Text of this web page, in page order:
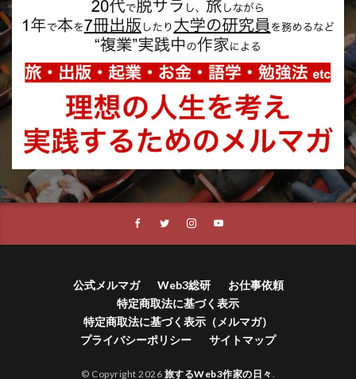
公式メルマガ Web3総研
お仕事依頼
特定商取法に基づく表示
特定商取法に基づく表示（メルマガ）
プライバシーポリシー
サイトマップ
© Copyright 2026 旅するWeb3作家の日々 .